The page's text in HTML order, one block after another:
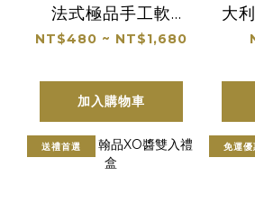
法式極品手工軟
糖】七夕情人節限
NT$480 ~ NT$1,680
加入購物車
大
送禮首選 免運優